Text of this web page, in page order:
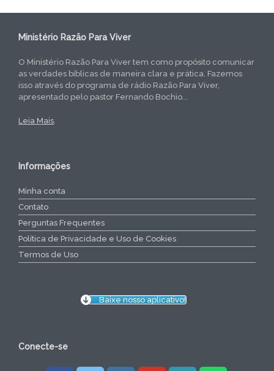
Ministério Razão Para Viver
O Ministério Razão Para Viver tem como propósito comunicar
as verdades bíblicas de maneira clara e prática. Fazemos
isso através do programa de rádio Razão Para Viver,
apresentado pelo pastor Fernando Bochio...
Leia Mais
Informações
Minha conta
Contato
Perguntas Frequentes
Política de Privacidade e Uso de Cookies
Termos de Uso
Baixe nosso aplicativo!
Conecte-se